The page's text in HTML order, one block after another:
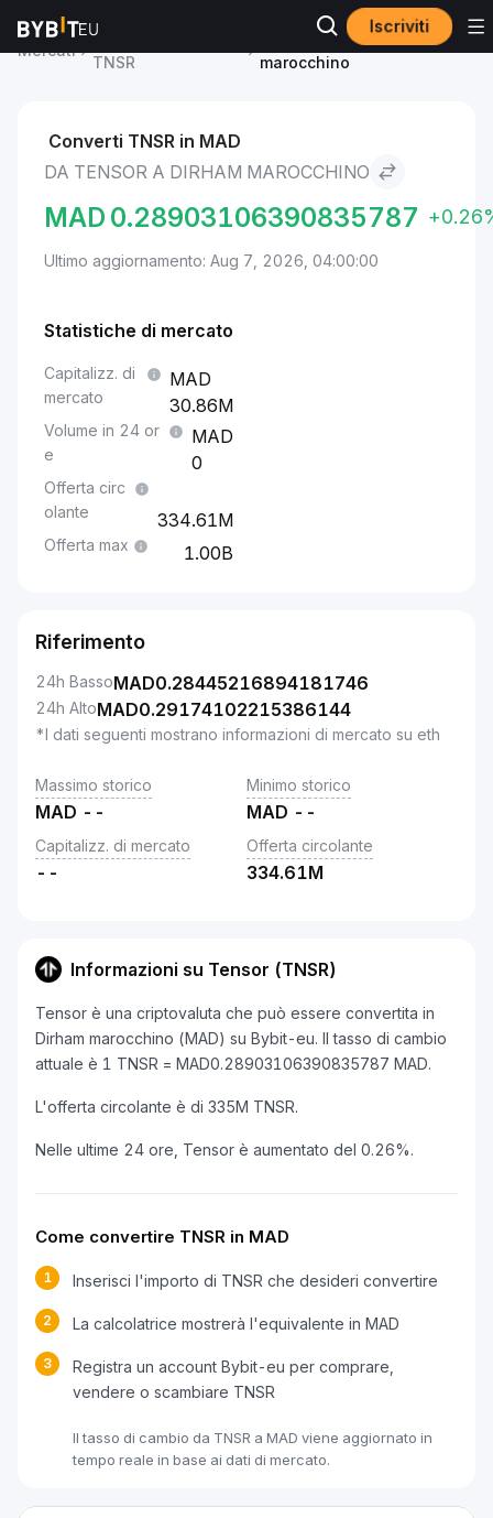
Iscriviti
Mercati
Prezzo Tensor
TNSR
Tensor to Dirham
marocchino
Converti TNSR in MAD
DA TENSOR A DIRHAM MAROCCHINO
MAD 0.28903106390835787
Ultimo aggiornamento: Aug 7, 2026, 04:00:00
Statistiche di mercato
Capitalizz. di
mercato
30.86M
Volume in 24 or
e
0
Offerta circ
olante
334.61M
Offerta max 1.00B
Riferimento
24h BassoMAD0.28445216894181746
24h AltoMAD0.29174102215386144
*I dati seguenti mostrano informazioni di mercato su eth
Massimo storico
MAD --
Minimo storico
MAD --
Capitalizz. di mercato
--
Offerta circolante
334.61M
Informazioni su Tensor (TNSR)
Tensor è una criptovaluta che può essere convertita in
Dirham marocchino (MAD) su Bybit-eu. Il tasso di cambio
attuale è 1 TNSR = MAD0.28903106390835787 MAD.
L'offerta circolante è di 335M TNSR.
Nelle ultime 24 ore, Tensor è aumentato del 0.26%.
Come convertire TNSR in MAD
1 Inserisci l'importo di TNSR che desideri convertire
2 La calcolatrice mostrerà l'equivalente in MAD
3
Registra un account Bybit-eu per comprare,
vendere o scambiare TNSR
Il tasso di cambio da TNSR a MAD viene aggiornato in
tempo reale in base ai dati di mercato.